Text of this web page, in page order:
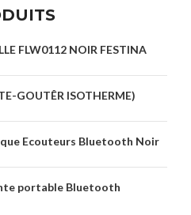
FLW0112 NOIR FESTINA
GOUTÊR ISOTHERME)
Ecouteurs Bluetooth Noir
portable Bluetooth